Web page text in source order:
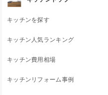
キッチンを探す
キッチン人気ランキング
キッチン費用相場
キッチンリフォーム事例